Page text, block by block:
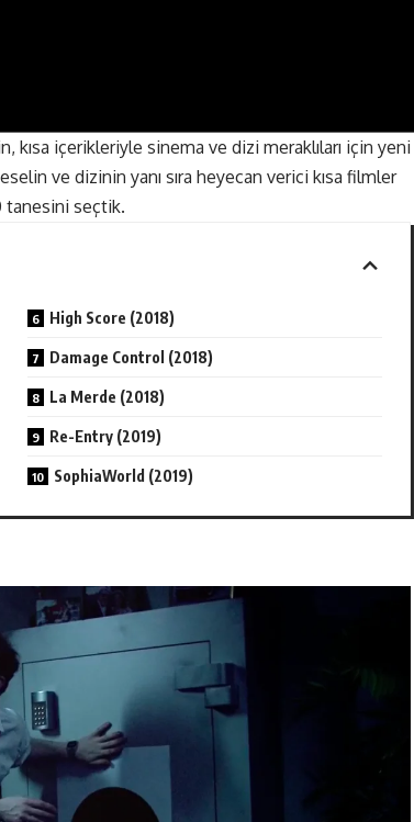
kısa içerikleriyle sinema ve dizi meraklıları için yeni
ve dizinin yanı sıra heyecan verici kısa filmler
tanesini seçtik.
High Score (2018)
Damage Control (2018)
La Merde (2018)
Re-Entry (2019)
SophiaWorld (2019)